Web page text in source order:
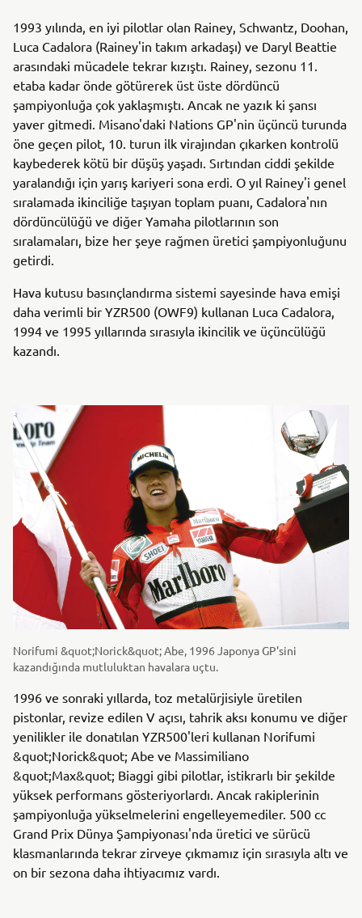
1993 yılında, en iyi pilotlar olan Rainey, Schwantz, Doohan,
Luca Cadalora (Rainey'in takım arkadaşı) ve Daryl Beattie
arasındaki mücadele tekrar kızıştı. Rainey, sezonu 11.
etaba kadar önde götürerek üst üste dördüncü
şampiyonluğa çok yaklaşmıştı. Ancak ne yazık ki şansı
yaver gitmedi. Misano'daki Nations GP'nin üçüncü turunda
öne geçen pilot, 10. turun ilk virajından çıkarken kontrolü
kaybederek kötü bir düşüş yaşadı. Sırtından ciddi şekilde
yaralandığı için yarış kariyeri sona erdi. O yıl Rainey'i genel
sıralamada ikinciliğe taşıyan toplam puanı, Cadalora'nın
dördüncülüğü ve diğer Yamaha pilotlarının son
sıralamaları, bize her şeye rağmen üretici şampiyonluğunu
getirdi.
Hava kutusu basınçlandırma sistemi sayesinde hava emişi
daha verimli bir YZR500 (OWF9) kullanan Luca Cadalora,
1994 ve 1995 yıllarında sırasıyla ikincilik ve üçüncülüğü
kazandı.
Norifumi &quot;Norick&quot; Abe, 1996 Japonya GP'sini
kazandığında mutluluktan havalara uçtu.
1996 ve sonraki yıllarda, toz metalürjisiyle üretilen
pistonlar, revize edilen V açısı, tahrik aksı konumu ve diğer
yenilikler ile donatılan YZR500'leri kullanan Norifumi
&quot;Norick&quot; Abe ve Massimiliano
&quot;Max&quot; Biaggi gibi pilotlar, istikrarlı bir şekilde
yüksek performans gösteriyorlardı. Ancak rakiplerinin
şampiyonluğa yükselmelerini engelleyemediler. 500 cc
Grand Prix Dünya Şampiyonası'nda üretici ve sürücü
klasmanlarında tekrar zirveye çıkmamız için sırasıyla altı ve
on bir sezona daha ihtiyacımız vardı.